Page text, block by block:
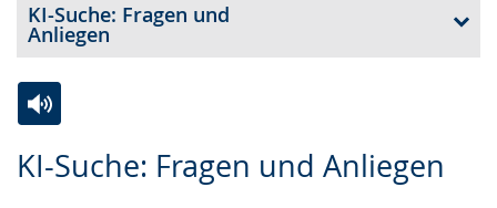
KI-Suche: Fragen und
Anliegen
KI-Suche: Fragen und Anliegen
Leichten
Audio-
Video